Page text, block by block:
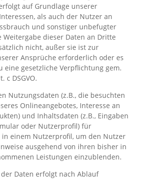
auf Grundlage unserer
als auch der Nutzer an
und sonstiger unbefugter
Weitergabe dieser Daten an Dritte
nicht, außer sie ist zur
Ansprüche erforderlich oder es
eine gesetzliche Verpflichtung gem.
c DSGVO.
Nutzungsdaten (z.B., die besuchten
Onlineangebotes, Interesse an
und Inhaltsdaten (z.B., Eingaben
oder Nutzerprofil) für
in einem Nutzerprofil, um den Nutzer
ausgehend von ihren bisher in
Leistungen einzublenden.
der Daten erfolgt nach Ablauf